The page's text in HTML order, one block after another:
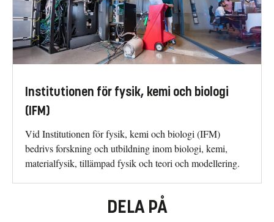
Institutionen för fysik, kemi och biologi
(IFM)
Vid Institutionen för fysik, kemi och biologi (IFM)
bedrivs forskning och utbildning inom biologi, kemi,
materialfysik, tillämpad fysik och teori och modellering.
DELA PÅ